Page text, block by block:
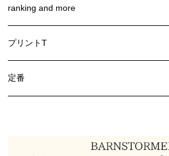
ranking and more
プリントT
定番